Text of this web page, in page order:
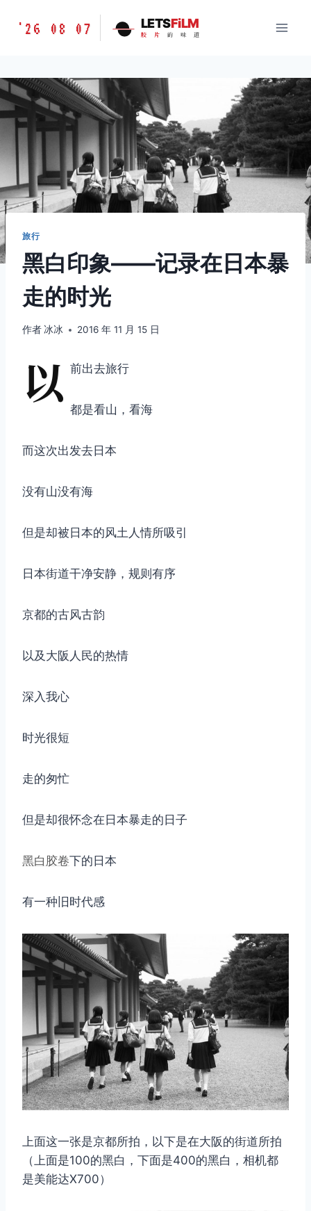
胶
味
道
LETSFILM
'26 08 07 LETSFiLM
胶 片 的 味 道
旅行
黑白印象——记录在日本暴
走的时光
作者 冰冰 2016 年 11 月 15 日
以 前出去旅行
都是看山，看海
而这次出发去日本
没有山没有海
但是却被日本的风土人情所吸引
日本街道干净安静，规则有序
京都的古风古韵
以及大阪人民的热情
深入我心
时光很短
走的匆忙
但是却很怀念在日本暴走的日子
黑白 胶卷下的日本
有一种旧时代感
上面这一张是京都所拍，以下是在大阪的街道所拍
（上面是100的黑白，下面是400的黑白，相机都
是美能达X700）